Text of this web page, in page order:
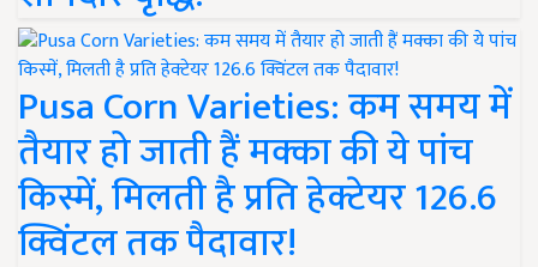
Pusa Corn Varieties: कम समय में
तैयार हो जाती हैं मक्का की ये पांच
किस्में, मिलती है प्रति हेक्टेयर 126.6
क्विंटल तक पैदावार!